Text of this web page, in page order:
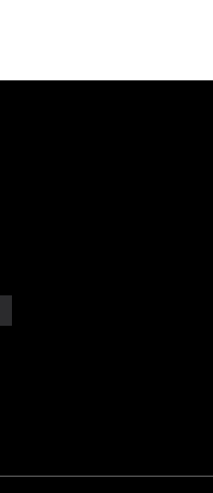
20125.6.14-2025.07.25